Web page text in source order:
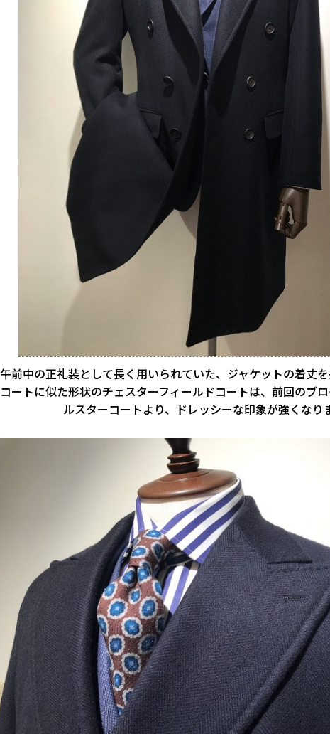
午前中の正礼装として長く用いられていた、ジャケットの着丈
コートに似た形状のチェスターフィールドコートは、前回のブ
ルスターコートより、ドレッシーな印象が強くなり